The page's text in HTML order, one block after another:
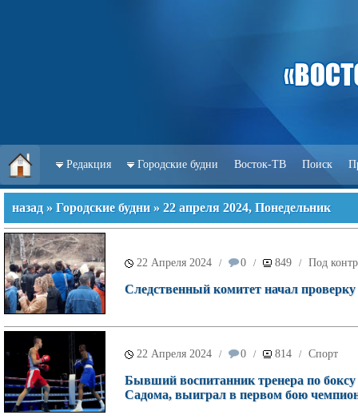
Редакция Городские будни Восток-ТВ Поиск
назад » Городские будни » 22 апреля 2024, Понедельник
22 Апреля 2024 / 0 / 849 / Под
Следственный комитет начал
22 Апреля 2024 / 0 / 814 / Спорт
Бывший воспитанник тренера по
Садома, выиграл в первом бою